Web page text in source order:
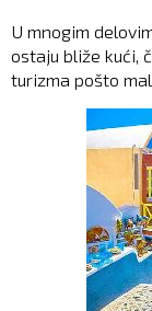
U mnogim
ostaju bliže kući,
turizma pošto